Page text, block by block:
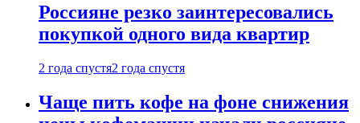
Россияне резко заинтересовались
покупкой одного вида квартир
2 года спустя2 года спустя
Чаще пить кофе на фоне снижения